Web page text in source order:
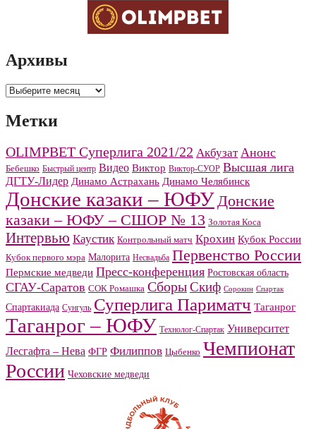
Архивы
Архивы
Метки
OLIMPBET Суперлига 2021/22 Акбузат Анонс
Бебешко Быстрый центр Видео Виктор Виктор-СУОР Высшая лига
ДГТУ-Лидер Динамо Астрахань Динамо Челябинск
Донские казаки – ЮФУДонские
казаки – ЮФУ – СШОР № 13 Золотая Коса
Интервью Каустик Контрольный матч Крохин Кубок России
Кубок первого мэра Малорита Несвадьба Первенство России
Пермские медведи Пресс-конференция Ростовская область
СГАУ-Саратов СОК Ромашка СборыСкиф Сорокин Спартак
Спартакиада Сунгуль Суперлига Париматч Таганрог
Таганрог – ЮФУ Технолог-Спартак Университет
Лесгафта – Нева ФГР Филиппов Цыбенко Чемпионат
России Чеховские медведи